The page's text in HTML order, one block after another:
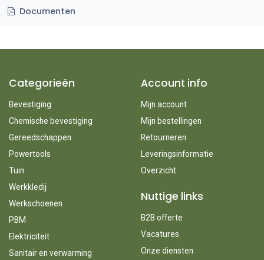
Documenten
Categorieën
Bevestiging
Chemische bevestiging
Gereedschappen
Powertools
Tuin
Werkkledij
Werkschoenen
PBM
Elektriciteit
Sanitair en verwarming
Account info
Mijn account
Mijn bestellingen
Retourneren
Leveringsinformatie
Overzicht
Nuttige links
B2B offerte
Vacatures
Onze diensten